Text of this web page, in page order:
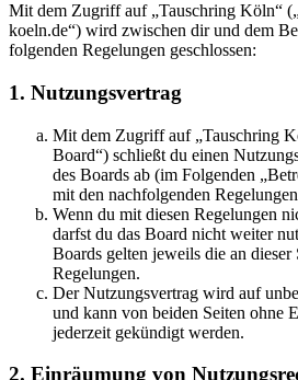
Mit dem Zugriff auf „Tauschring Köln“
koeln.de“) wird zwischen dir und dem
folgenden Regelungen geschlossen:
1. Nutzungsvertrag
Mit dem Zugriff auf „Tauschring
Board“) schließt du einen
des Boards ab (im Folgenden
mit den nachfolgenden
Wenn du mit diesen Regelungen
darfst du das Board nicht weiter
Boards gelten jeweils die an
Regelungen.
Der Nutzungsvertrag wird auf
und kann von beiden Seiten ohne
jederzeit gekündigt werden.
2. Einräumung von